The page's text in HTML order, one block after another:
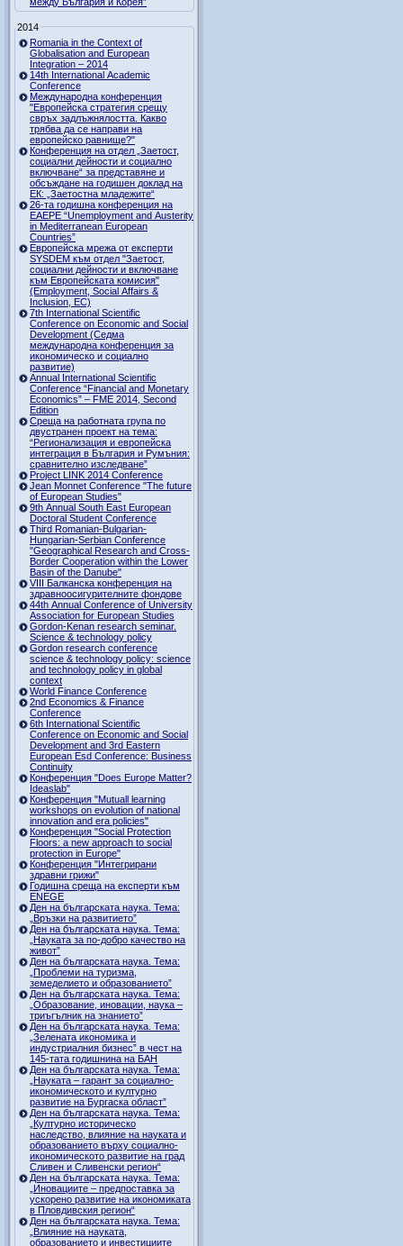
2014
Romania in the Context of
Globalisation and European
Integration – 2014
14th International Academic
Conference
Международна конференция
"Европейска стратегия срещу
свръх задлъжнялостта. Какво
трябва да се направи на
европейско равнище?"
Конференция на отдел „Заетост,
социални дейности и социално
включване“ за представяне и
обсъждане на годишен доклад на
ЕК: „Заетостна младежите“
26-та годишна конференция на
EAEPE “Unemployment and Austerity
in Mediterranean European
Countries”
Eвропейска мрежа от експерти
SYSDEM към отдел "Заетост,
социални дейности и включване
към Европейската комисия"
(Employment, Social Affairs &
Inclusion, ЕС)
7th International Scientific
Conference on Economic and Social
Development (Седма
международна конференция за
икономическо и социално
развитие)
Annual International Scientific
Conference “Financial and Monetary
Economics” – FME 2014, Second
Edition
Среща на работната група по
двустранен проект на тема:
“Регионализация и европейска
интеграция в България и Румъния:
сравнително изследване”
Project LINK 2014 Conference
Jean Monnet Conference "The future
of European Studies"
9th Annual South East European
Doctoral Student Conference
Third Romanian-Bulgarian-
Hungarian-Serbian Conference
"Geographical Research and Cross-
Border Cooperation within the Lower
Basin of the Danube"
VIII Балканска конференция на
здравноосигурителните фондове
44th Annual Conference of University
Association for European Studies
Gordon-Kenan research seminar.
Science & technology policy
Gordon research сonference
science & technology policy: science
and technology policy in global
context
World Finance Conference
2nd Economics & Finance
Conference
6th International Scientific
Conference оn Economic and Social
Development and 3rd Eastern
European Esd Conference: Business
Continuity
Конференция "Does Europe Matter?
Ideaslab"
Конференция "Mutuall learning
workshops on evolution of national
innovation and era policies"
Конференция "Social Protection
Floors: a new approach to social
protection in Europe"
Конференция "Интегрирани
здравни грижи"
Годишна среща на експерти към
ENEGE
Ден на българската наука. Тема:
„Връзки на развитието”
Ден на българската наука. Тема:
„Науката за по-добро качество на
живот”
Ден на българската наука. Тема:
„Проблеми на туризма,
земеделието и образованието”
Ден на българската наука. Тема:
„Образование, иновации, наука –
триъгълник на знанието”
Ден на българската наука. Тема:
„Зелената икономика и
индустриалния бизнес” в чест на
145-тата годишнина на БАН
Ден на българската наука. Тема:
„Науката – гарант за социално-
икономическото и културно
развитие на Бургаска област”
Ден на българската наука. Тема:
„Културно историческо
наследство, влияние на науката и
образованието върху социално-
икономическото развитие на град
Сливен и Сливенски регион“
Ден на българската наука. Тема:
„Иновациите – предпоставка за
ускорено развитие на икономиката
в Пловдивския регион“
Ден на българската наука. Тема:
„Влияние на науката,
образованието и инвестициите